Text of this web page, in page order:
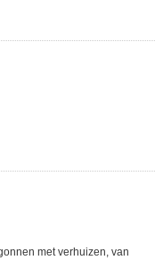
met verhuizen, van